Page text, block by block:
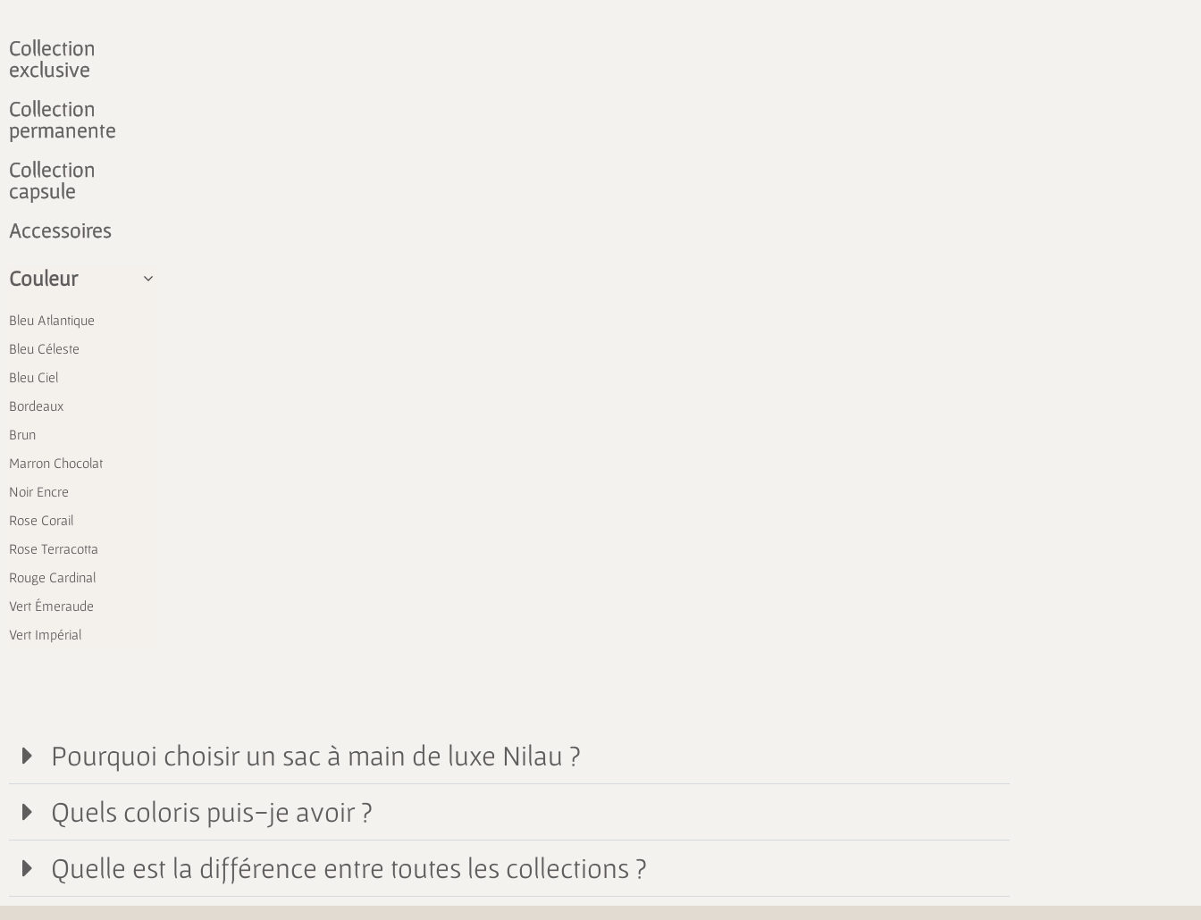
Collection
exclusive
Collection
permanente
Collection
capsule
Accessoires
Couleur
Bleu Atlantique
Bleu Céleste
Bleu Ciel
Bordeaux
Brun
Marron Chocolat
Noir Encre
Rose Corail
Rose Terracotta
Rouge Cardinal
Vert Émeraude
Vert Impérial
Pourquoi choisir un sac à main de luxe Nilau ?
Quels coloris puis-je avoir ?
Quelle est la différence entre toutes les collections ?